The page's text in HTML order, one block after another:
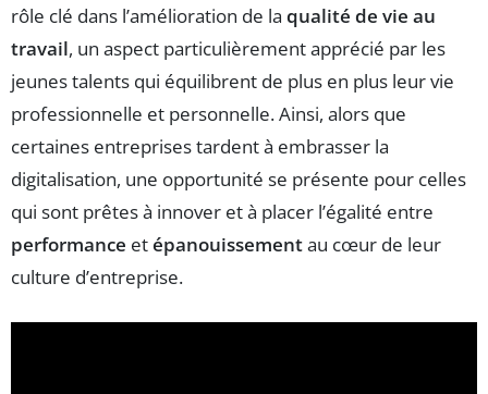
rôle clé dans l’amélioration de la qualité de vie au
travail, un aspect particulièrement apprécié par les
jeunes talents qui équilibrent de plus en plus leur vie
professionnelle et personnelle. Ainsi, alors que
certaines entreprises tardent à embrasser la
digitalisation, une opportunité se présente pour celles
qui sont prêtes à innover et à placer l’égalité entre
performance etépanouissementau cœur de leur
culture d’entreprise.